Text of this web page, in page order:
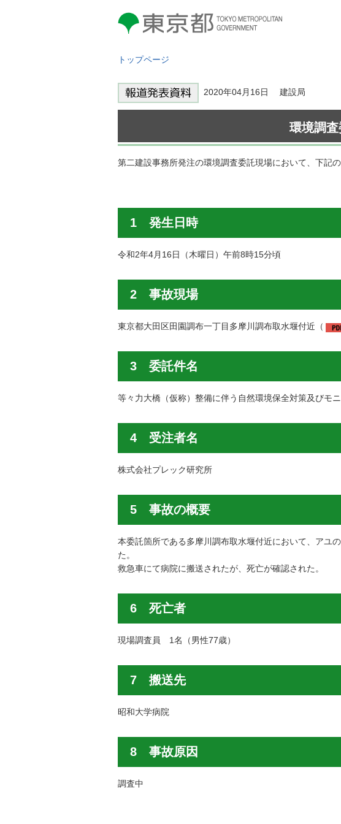
東京都 TOKYO METROPOLITAN
GOVERNMENT
トップページ
2020年04月16日 建設局
環境調
第二建設事務所発注の環境調査委託現場において、下記
1 発生日時
令和2年4月16日（木曜日）午前8時15分頃
2 事故現場
東京都大田区田園調布一丁目多摩川調布取水堰付近（
3 委託件名
等々力大橋（仮称）整備に伴う自然環境保全対策及びモ
4 受注者名
株式会社プレック研究所
5 事故の概要
本委託箇所である多摩川調布取水堰付近において、アユ
た。
救急車にて病院に搬送されたが、死亡が確認された。
6 死亡者
現場調査員 1名（男性77歳）
7 搬送先
昭和大学病院
8 事故原因
調査中